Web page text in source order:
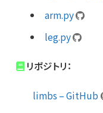
arm.py
leg.py
リポジトリ：
limbs – GitHub